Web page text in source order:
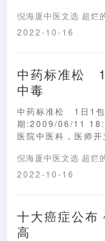
倪海厦中医文选 超烂
2022-10-16
中药标准松
中毒
中药标准松 1日1包
期:2009/06/11
医院中医科，医师
倪海厦中医文选 超烂
2022-10-16
十大癌症公布
高